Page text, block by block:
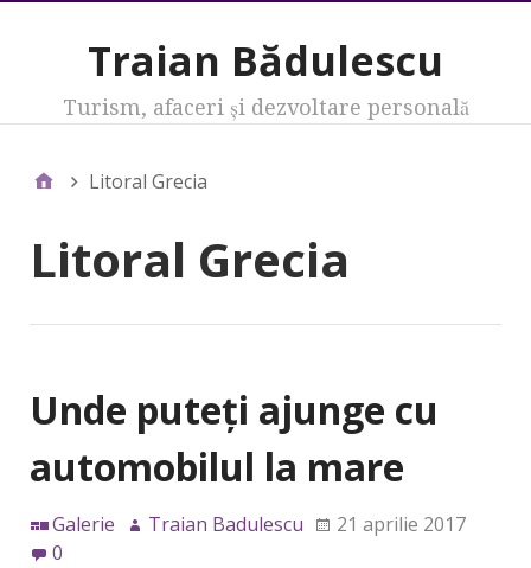
Traian Bădulescu
Turism, afaceri şi dezvoltare personală
Litoral Grecia
Litoral Grecia
Unde puteţi ajunge cu
automobilul la mare
Galerie Traian Badulescu
21 aprilie 2017
0